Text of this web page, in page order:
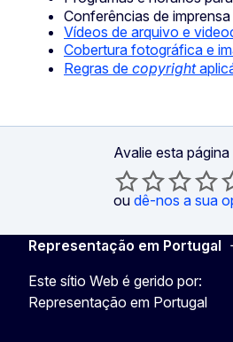
Conferências de imprensa
Vídeos de arquivo e
Cobertura fotográfica e
Regras de copyright
Avalie esta página
ou dê-nos a sua
Representação em Portugal
Este sítio Web é gerido por:
Representação em Portugal